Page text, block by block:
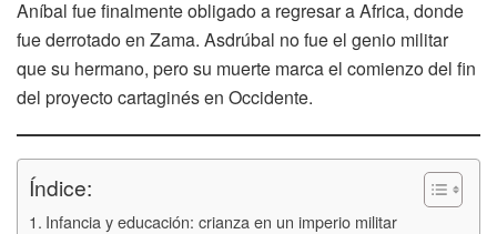
Aníbal fue finalmente obligado a regresar a Africa, donde
fue derrotado en Zama. Asdrúbal no fue el genio militar
que su hermano, pero su muerte marca el comienzo del fin
del proyecto cartaginés en Occidente.
Índice:
Infancia y educación: crianza en un imperio militar